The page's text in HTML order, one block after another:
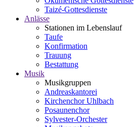
Taizé-Gottesdienste
Anlässe
Stationen im Lebenslauf
Taufe
Konfirmation
Trauung
Bestattung
Musik
Musikgruppen
Andreaskantorei
Kirchenchor Uhlbach
Posaunenchor
Sylvester-Orchester